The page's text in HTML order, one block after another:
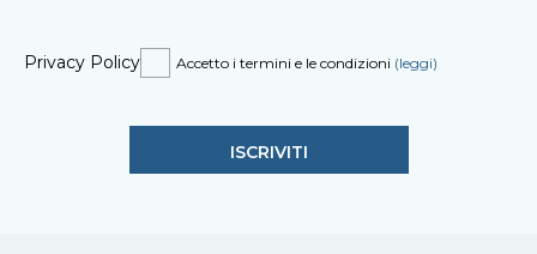
Privacy Policy Accetto i termini e le condizioni (leggi)